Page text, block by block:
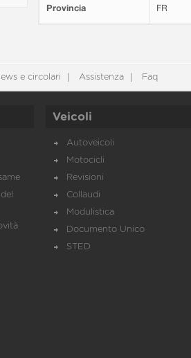
Provincia FR
e circolari Assistenza Faq
Veicoli
Autoveicoli
Motocicli
Revisioni
Collaudi
Modulistica
Documento Unico
STED